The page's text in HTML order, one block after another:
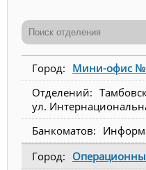
Мини-офис №
ул.